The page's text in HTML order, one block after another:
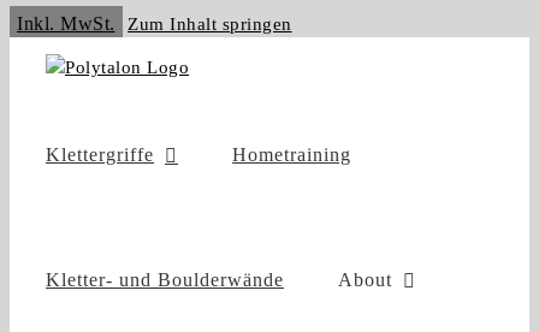
Inkl. MwSt. Zum Inhalt springen
Klettergriffe Hometraining
Kletter- und Boulderwände About